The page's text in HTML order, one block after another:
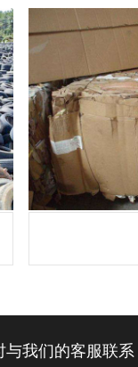
与我们的客服联系